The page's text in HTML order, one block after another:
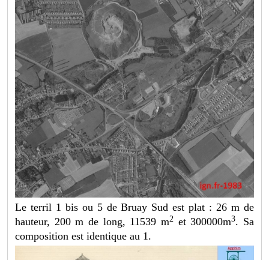
Le terril 1 bis ou 5 de Bruay Sud est plat : 26 m de
hauteur, 200 m de long, 11539 m2et 300000m3. Sa
composition est identique au 1.